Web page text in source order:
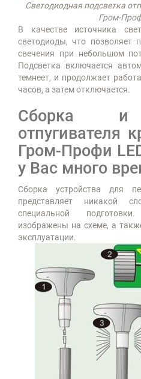
Светодиодная подсветка
Гром-
В качестве источника
светодиоды, что позволяет
свечения при небольшом
Подсветка включается
темнеет, и продолжает
часов, а затем отключается.
Сборка и
отпугивателя
Гром-Профи
у Вас много
Сборка устройства для
представляет никакой
специальной
изображены на схеме, а
эксплуатации.